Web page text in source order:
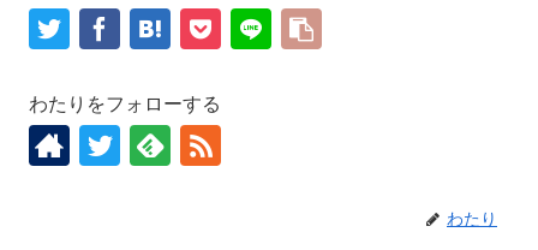
わたりをフォローする
わたり